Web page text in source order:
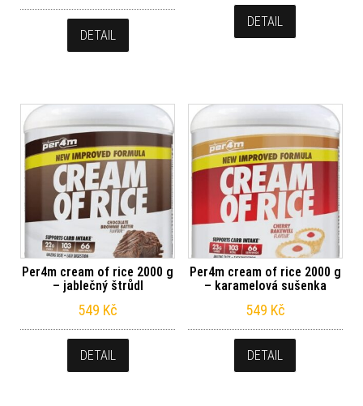
DETAIL
DETAIL
Per4m cream of rice 2000 g
– jablečný štrůdl
549 Kč
DETAIL
Per4m cream of rice 2000 g
– karamelová sušenka
549 Kč
DETAIL